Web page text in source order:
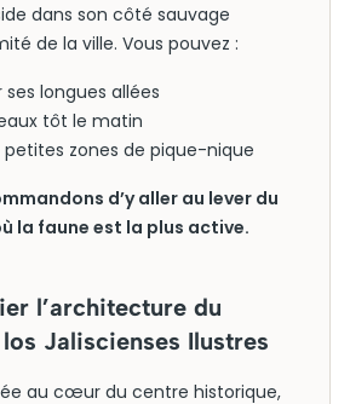
dans son côté sauvage
de la ville. Vous pouvez :
longues allées
tôt le matin
petites zones de pique-nique
d’y aller au lever du
la faune est la plus active.
l’architecture du
Jaliscienses Ilustres
au cœur du centre historique,